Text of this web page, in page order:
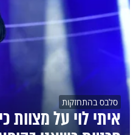
סלבס בהתחזקות
איתי לוי על מצוות